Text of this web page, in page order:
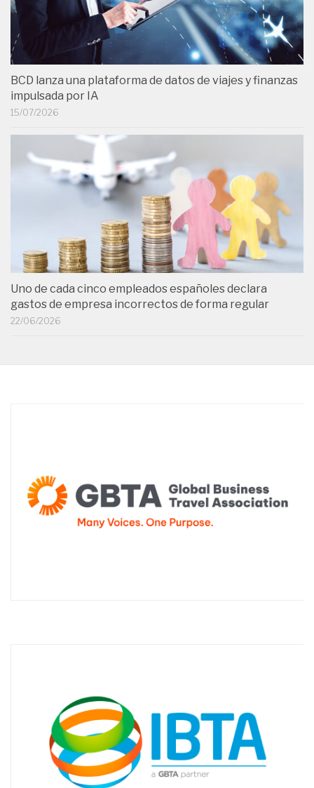
BCD lanza una plataforma de datos de viajes y finanzas
impulsada por IA
15/07/2026
Uno de cada cinco empleados españoles declara
gastos de empresa incorrectos de forma regular
22/06/2026